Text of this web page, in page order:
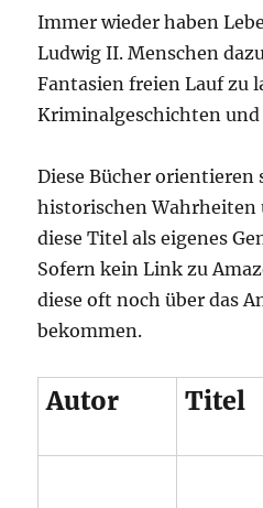
Immer wieder haben
Ludwig II. Menschen
Fantasien freien Lauf zu
Kriminalgeschichten und
Diese Bücher
historischen Wahrheiten
diese Titel als eigenes
Sofern kein Link zu
diese oft noch über das
bekommen.
Autor Titel